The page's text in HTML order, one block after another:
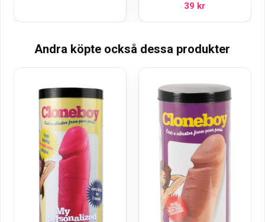
39 kr
Andra köpte också dessa produkter